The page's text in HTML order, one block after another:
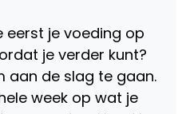
eerst je voeding op
je verder kunt?
aan de slag te gaan.
week op wat je